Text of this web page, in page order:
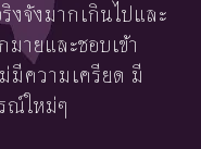
งจังมากเกินไปและ
ายและชอบเข้า
มีความเครียด มี
ณ์ใหม่ๆ